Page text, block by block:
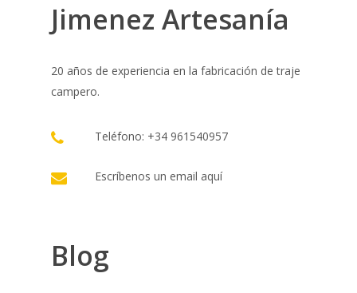
Jimenez Artesanía
20 años de experiencia en la fabricación de traje
campero.
Teléfono: +34 961540957
Escríbenos un email aquí
Blog